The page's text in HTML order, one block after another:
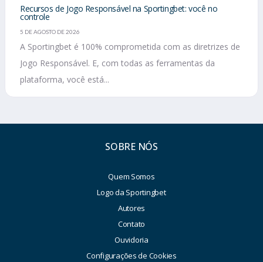
Recursos de Jogo Responsável na Sportingbet: você no
controle
5 DE AGOSTO DE 2026
A Sportingbet é 100% comprometida com as diretrizes de
Jogo Responsável. E, com todas as ferramentas da
plataforma, você está...
SOBRE NÓS
Quem Somos
Logo da Sportingbet
Autores
Contato
Ouvidoria
Configurações de Cookies